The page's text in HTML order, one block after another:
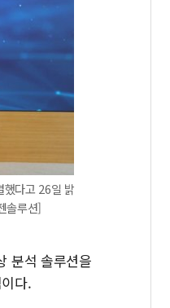
다고 26일 밝
솔루션]
분석 솔루션을
다.